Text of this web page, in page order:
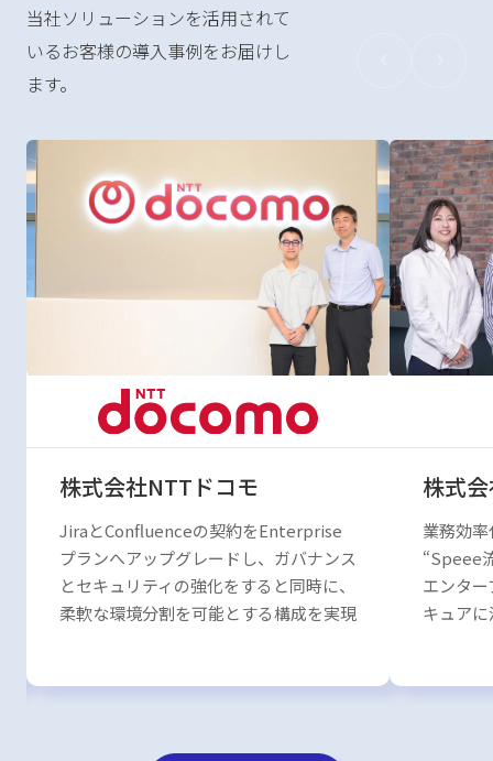
当社ソリューションを活用されて
いるお客様の導入事例をお届けし
ます。
株式会社Speee
業務効率化と品質向上を実現する
“Speee流” Trello活用術
エンタープライズプランの導入でよりセ
キュアに活用幅を拡大
アイ
有基盤
的な向